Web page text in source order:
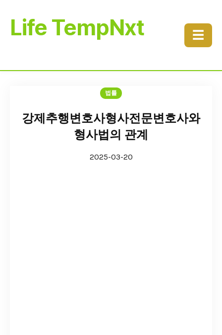
Life TempNxt ☰
법률
강제추행변호사형사전문변호사와
형사법의 관계
2025-03-20